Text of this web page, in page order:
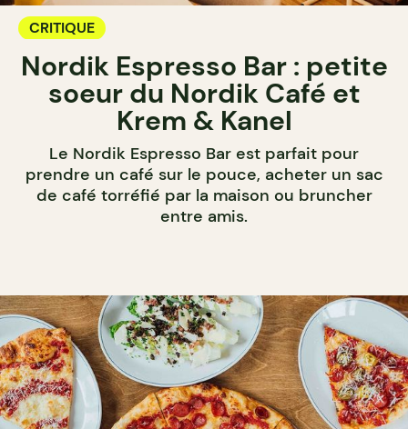
CRITIQUE
Nordik Espresso Bar : petite
soeur du Nordik Café et
Krem & Kanel
Le Nordik Espresso Bar est parfait pour
prendre un café sur le pouce, acheter un sac
de café torréfié par la maison ou bruncher
entre amis.